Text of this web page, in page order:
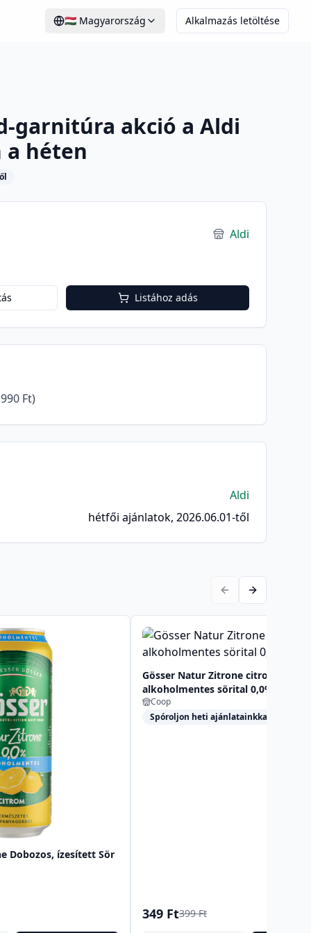
🇭🇺 Magyarország Alkalmazás letöltése
garnitúra akció a Aldi
a héten
Aldi
Listához adás
Ft)
Aldi
hétfői ajánlatok, 2026.06.01-től
Dobozos, ízesített Sör
Gösser Natur Zitrone citromos
alkoholmentes sörital 0,0% 500 ml
Coop
Spóroljon heti ajánlatainkkal!
349 Ft399 Ft